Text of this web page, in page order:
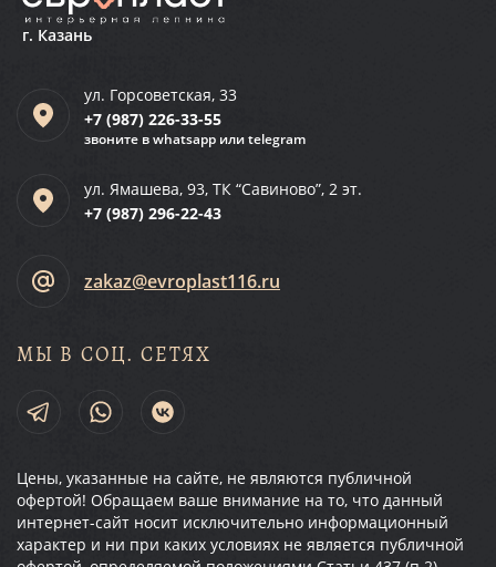
г. Казань
ул. Горсоветская, 33
+7 (987) 226-33-55
звоните в whatsapp или telegram
ул. Ямашева, 93, ТК “Савиново”, 2 эт.
+7 (987) 296-22-43
zakaz@evroplast116.ru
МЫ В СОЦ. СЕТЯХ
Цены, указанные на сайте, не являются публичной
офертой! Обращаем ваше внимание на то, что данный
интернет-сайт носит исключительно информационный
характер и ни при каких условиях не является публичной